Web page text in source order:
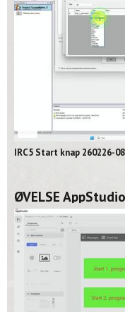
IRC5 Start knap 260226-
ØVELSE